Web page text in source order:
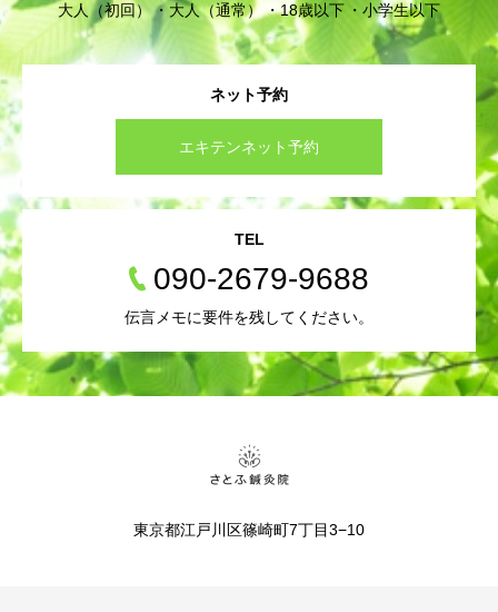
大人（初回） 大人（通常） 18歳以下 小学生以下
ネット予約
エキテンネット予約
TEL
090-2679-9688
伝言メモに要件を残してください。
東京都江戸川区篠崎町7丁目3−10